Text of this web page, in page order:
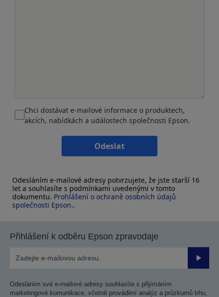
Chci dostávat e-mailové informace o produktech,
akcích, nabídkách a událostech společnosti Epson.
Odeslat
Odesláním e-mailové adresy potvrzujete, že jste starší 16
let a souhlasíte s podmínkami uvedenými v tomto
dokumentu. Prohlášení o ochraně osobních údajů
společnosti Epson..
Přihlášení k odběru Epson zpravodaje
Odesláním své e-mailové adresy souhlasíte s přijímáním
marketingové komunikace, včetně provádění analýz a průzkumů trhu,